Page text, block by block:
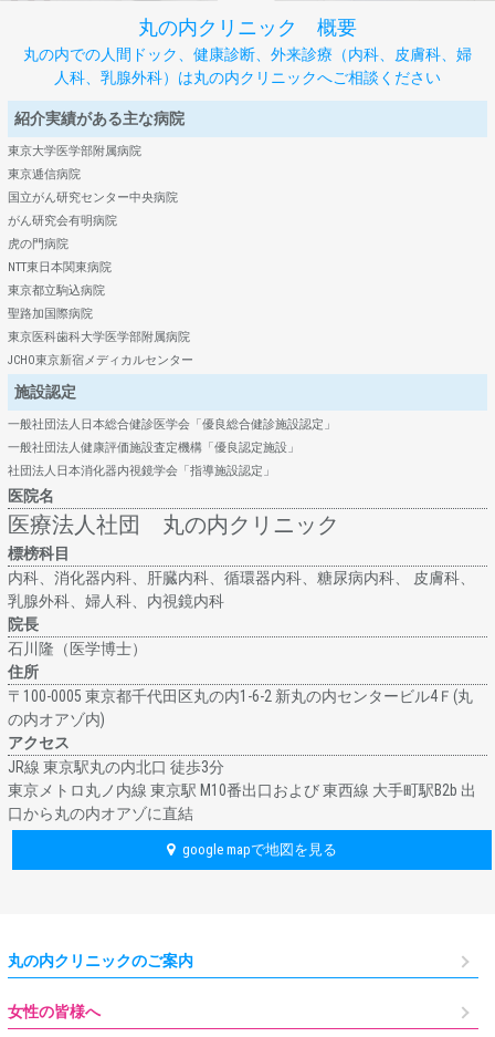
丸の内クリニック 概要
丸の内での人間ドック、健康診断、外来診療（内科、皮膚科、婦
人科、乳腺外科）は丸の内クリニックへご相談ください
紹介実績がある主な病院
東京大学医学部附属病院
東京逓信病院
国立がん研究センター中央病院
がん研究会有明病院
虎の門病院
NTT東日本関東病院
東京都立駒込病院
聖路加国際病院
東京医科歯科大学医学部附属病院
JCHO東京新宿メディカルセンター
施設認定
一般社団法人日本総合健診医学会「優良総合健診施設認定」
一般社団法人健康評価施設査定機構「優良認定施設」
社団法人日本消化器内視鏡学会「指導施設認定」
医院名
医療法人社団 丸の内クリニック
標榜科目
内科、消化器内科、肝臓内科、循環器内科、糖尿病内科、 皮膚科、
乳腺外科、婦人科、内視鏡内科
院長
石川隆（医学博士）
住所
〒100-0005 東京都千代田区丸の内1-6-2 新丸の内センタービル4Ｆ(丸
の内オアゾ内)
アクセス
JR線 東京駅丸の内北⼝ 徒歩3分
東京メトロ丸ノ内線 東京駅 M10番出口および 東西線 大手町駅B2b 出
口から丸の内オアゾに直結
google mapで地図を見る
丸の内クリニックのご案内
女性の皆様へ